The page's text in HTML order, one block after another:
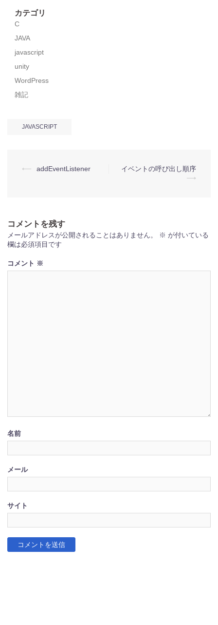
カテゴリ
C
JAVA
javascript
unity
WordPress
雑記
JAVASCRIPT
投
ゲ
ー
シ
ョ
⟵ addEventListener
イベントの呼び出し順序
⟶
コメントを残す
メールアドレスが公開されることはありません。 ※ が付いている
欄は必須項目です
コメント ※
名前
メール
サイト